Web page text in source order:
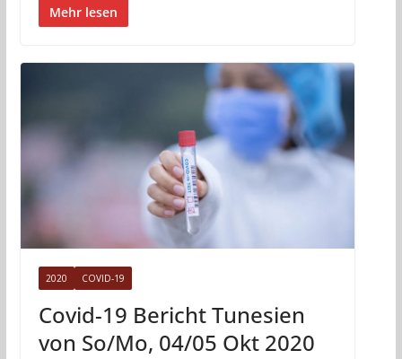
Mehr lesen
2020 COVID-19
Covid-19 Bericht Tunesien
von So/Mo, 04/05 Okt 2020